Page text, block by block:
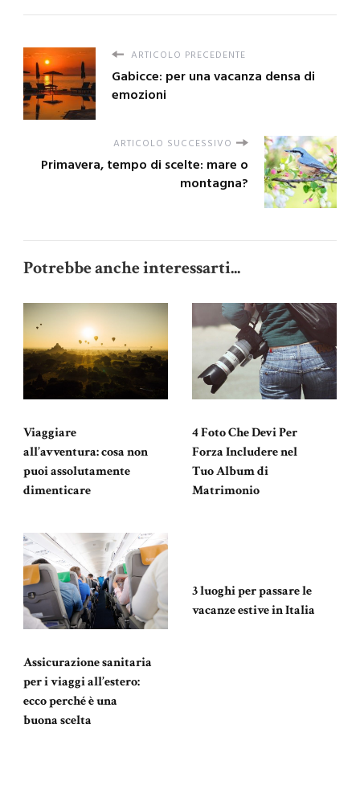
ARTICOLO PRECEDENTE
Gabicce: per una vacanza densa di
emozioni
ARTICOLO SUCCESSIVO
Primavera, tempo di scelte: mare o
montagna?
Potrebbe anche interessarti...
Viaggiare
all’avventura: cosa non
puoi assolutamente
dimenticare
4 Foto Che Devi Per
Forza Includere nel
Tuo Album di
Matrimonio
Assicurazione sanitaria
per i viaggi all’estero:
ecco perché è una
buona scelta
3 luoghi per passare le
vacanze estive in Italia